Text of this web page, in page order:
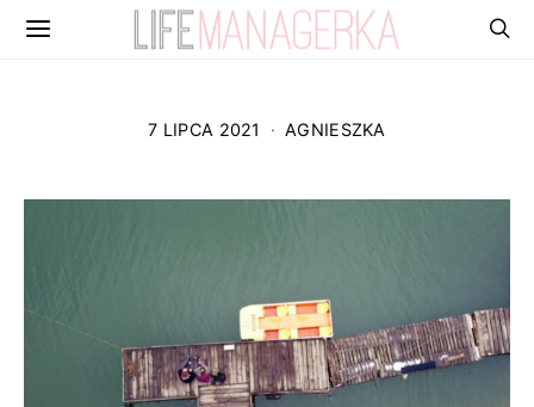
7 LIPCA 2021 AGNIESZKA